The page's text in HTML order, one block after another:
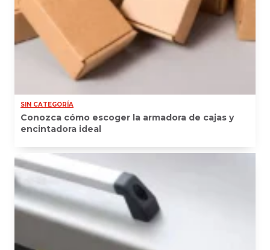
SIN CATEGORÍA
Conozca cómo escoger la armadora de cajas y
encintadora ideal